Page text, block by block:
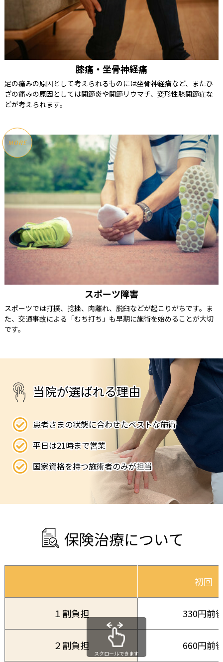
膝痛・坐骨神経痛
足の痛みの原因として考えられるものには坐骨神経痛など、またひ
ざの痛みの原因としては関節炎や関節リウマチ、変形性膝関節症な
どが考えられます。
スポーツ障害
スポーツでは打撲、捻挫、肉離れ、脱臼などが起こりがちです。ま
た、交通事故による「むち打ち」も早期に施術を始めることが大切
です。
MORE
当院が選ばれる理由
患者さまの状態に合わせたベストな施術
平日は21時まで営業
国家資格を持つ施術者のみが担当
保険治療について
初回
１割負担 330円前
２割負担 660円前
スクロールできます